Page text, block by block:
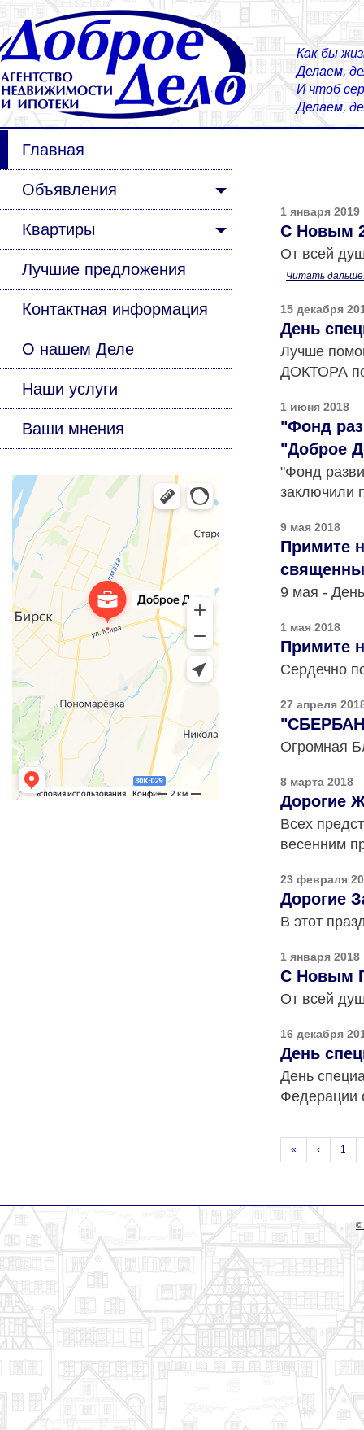
Как бы
Делаем,
И чтоб
Делаем,
Главная
Объявления
Квартиры
Лучшие предложения
Контактная информация
О нашем Деле
Наши услуги
Ваши мнения
1 января 2019
С Новым
От всей
Читать
15 декабря
День
Лучше
ДОКТОРА
1 июня 2018
"Фонд
"Доброе
"Фонд
заключили
9 мая 2018
Примите
9 мая -
1 мая 2018
Примите
Сердечно
27 апреля
Огромная
8 марта 2018
Дорогие
Всех
весенним
23 февраля
Дорогие
В этот
1 января 2018
С Новым
От всей
16 декабря
День
День
Федерации
« ‹ 1
©